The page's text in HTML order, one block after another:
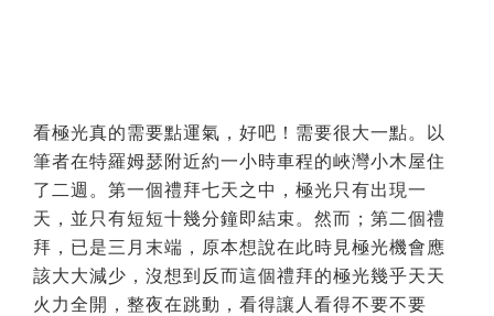
看極光真的需要點運氣，好吧！需要很大一點。以
筆者在特羅姆瑟附近約一小時車程的峽灣小木屋住
了二週。第一個禮拜七天之中，極光只有出現一
天，並只有短短十幾分鐘即結束。然而；第二個禮
拜，已是三月末端，原本想說在此時見極光機會應
該大大減少，沒想到反而這個禮拜的極光幾乎天天
火力全開，整夜在跳動，看得讓人看得不要不要